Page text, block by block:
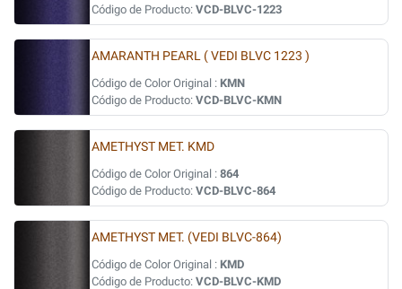
Código de Producto: VCD-BLVC-1223
AMARANTH PEARL ( VEDI BLVC 1223 )
Código de Color Original : KMN
Código de Producto: VCD-BLVC-KMN
AMETHYST MET. KMD
Código de Color Original : 864
Código de Producto: VCD-BLVC-864
AMETHYST MET. (VEDI BLVC-864)
Código de Color Original : KMD
Código de Producto: VCD-BLVC-KMD